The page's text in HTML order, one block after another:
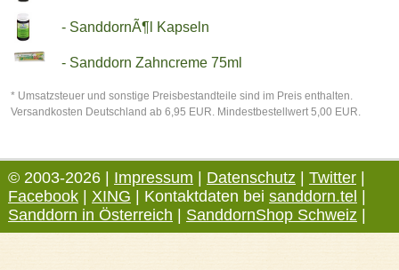
- SanddornÃ¶l Kapseln
- Sanddorn Zahncreme 75ml
* Umsatzsteuer und sonstige Preisbestandteile sind im Preis enthalten.
Versandkosten Deutschland ab 6,95 EUR. Mindestbestellwert 5,00 EUR.
© 2003-2026 | Impressum | Datenschutz | Twitter |
Facebook | XING | Kontaktdaten bei sanddorn.tel |
Sanddorn in Österreich | SanddornShop Schweiz |